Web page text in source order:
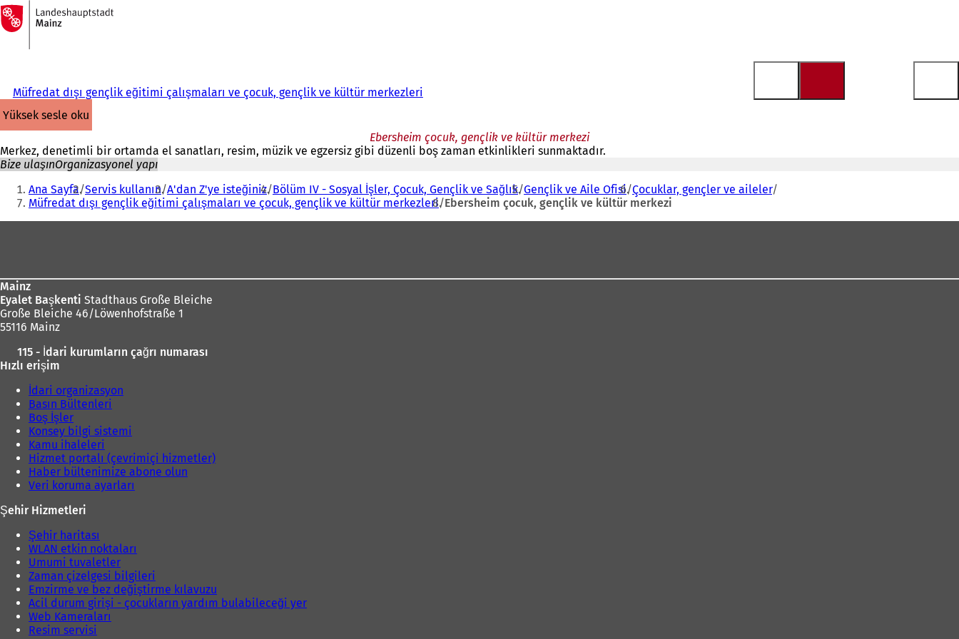
İçeriğe atla
Ana
sayfaya
Müfredat dışı gençlik eğitimi çalışmaları ve çocuk, gençlik ve kültür merkezleri
yüksek sesle oku
Ebersheim çocuk, gençlik ve kültür merkezi
Merkez, denetimli bir ortamda el sanatları, resim, müzik ve egzersiz gibi düzenli boş zaman etkinlikleri sunmaktadır.
Bize ulaşınOrganizasyonel yapı
Buradasınız:
Ana Sayfa Servis kullanın A'dan Z'ye isteğiniz Bölüm IV - Sosyal İşler, Çocuk, Gençlik ve Sağlık Gençlik ve Aile Ofisi Çocuklar, gençler ve aileler
Müfredat dışı gençlik eğitimi çalışmaları ve çocuk, gençlik ve kültür merkezleri Ebersheim çocuk, gençlik ve kültür merkezi
Mainz
Eyalet Başkenti Stadthaus Große Bleiche
Große Bleiche 46/Löwenhofstraße 1
55116 Mainz
115 - İdari kurumların çağrı numarası
Hızlı erişim
İdari organizasyon
Basın Bültenleri
Boş İşler
Konsey bilgi sistemi
Kamu ihaleleri
Hizmet portalı (çevrimiçi hizmetler)
Haber bültenimize abone olun
Veri koruma ayarları
Şehir Hizmetleri
Şehir haritası
WLAN etkin noktaları
Umumi tuvaletler
Zaman çizelgesi bilgileri
Emzirme ve bez değiştirme kılavuzu
Acil durum girişi - çocukların yardım bulabileceği yer
Web Kameraları
Resim servisi